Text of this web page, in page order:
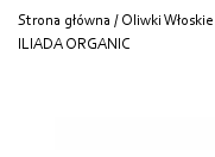
Strona główna / Oliwki Włoskie
ILIADA ORGANIC